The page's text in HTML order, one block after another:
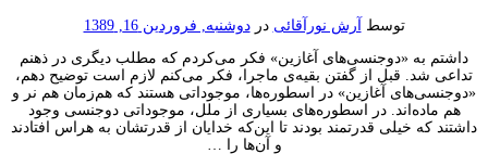
توسط آرش نورآقائی دردوشنبه, فروردین 16, 1389
داشتم به «دوجنسی‌های آغازین» فکر می‌کردم که مطلب دیگری در ذهنم
تداعی شد. قبل از گفتن بقیه‌ی ماجرا، فکر می‌کنم لازم است توضیح دهم،
«دوجنسی‌های آغازین» در اسطوره‌ها، موجوداتی هستند که هم‌زمان هم نر و
هم ماده‌اند. در اسطوره‌های بسیاری از ملل، موجوداتی دوجنسی وجود
داشتند که خیلی قدرتمند بودند تا این‌که خدایان از قدرتشان به هراس افتادند
و آن‌ها را …